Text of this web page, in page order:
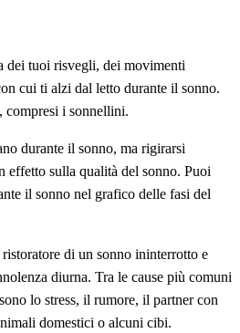
dei tuoi risvegli, dei movimenti
cui ti alzi dal letto durante il sonno.
compresi i sonnellini.
durante il sonno, ma rigirarsi
effetto sulla qualità del sonno. Puoi
il sonno nel grafico delle fasi del
di un sonno ininterrotto e
diurna. Tra le cause più comuni
lo stress, il rumore, il partner con
domestici o alcuni cibi.